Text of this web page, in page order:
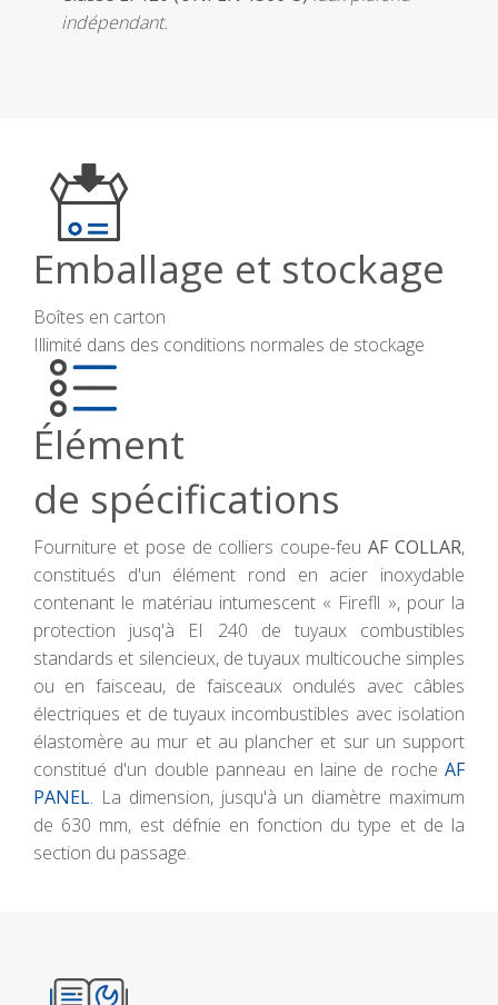
indépendant.
Emballage et stockage
Boîtes en carton
Illimité dans des conditions normales de stockage
Élément
de spécifications
Fourniture et pose de colliers coupe-feuAF COLLAR,
constitués d'un élément rond en acier inoxydable
contenant le matériau intumescent « Firefll », pour la
protection jusq'à EI 240 de tuyaux combustibles
standards et silencieux, de tuyaux multicouche simples
ou en faisceau, de faisceaux ondulés avec câbles
électriques et de tuyaux incombustibles avec isolation
élastomère au mur et au plancher et sur un support
constitué d'un double panneau en laine de roche AF
PANEL. La dimension, jusqu'à un diamètre maximum
de 630 mm, est défnie en fonction du type et de la
section du passage.